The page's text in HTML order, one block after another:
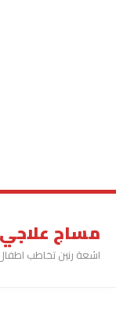
مساج علاجي
اشعة رنين تخاطب اطفال